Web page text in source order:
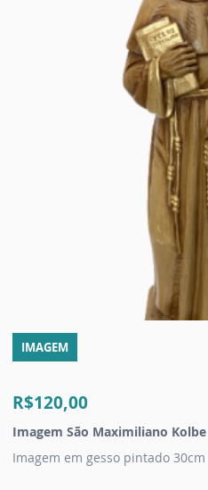
IMAGEM
R$120,00
Imagem São Maximiliano Kolbe
Imagem em gesso pintado 30cm